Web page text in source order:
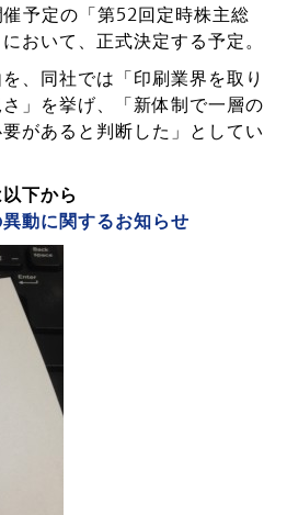
予定の「第52回定時株主総
おいて、正式決定する予定。
、同社では「印刷業界を取り
」を挙げ、「新体制で一層の
があると判断した」としてい
下から
動に関するお知らせ